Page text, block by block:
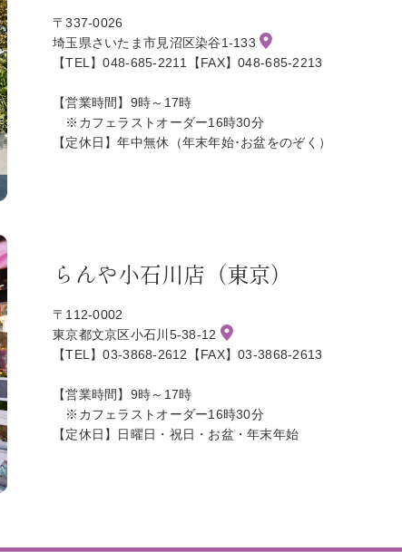
〒337-0026
埼玉県さいたま市見沼区染谷1-133
【TEL】048-685-2211【FAX】048-685-2213
【営業時間】9時～17時
※カフェラストオーダー16時30分
【定休日】年中無休（年末年始･お盆をのぞく）
らんや小石川店（東京）
〒112-0002
東京都文京区小石川5-38-12
【TEL】03-3868-2612【FAX】03-3868-2613
【営業時間】9時～17時
※カフェラストオーダー16時30分
【定休日】日曜日・祝日・お盆・年末年始